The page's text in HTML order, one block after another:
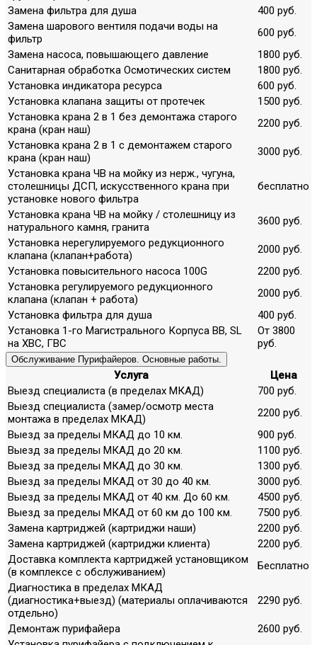
Замена фильтра для душа
400 руб.
Замена шарового вентиля подачи воды на
фильтр
600 руб.
Замена насоса, повышающего давление
1800 руб.
Санитарная обработка Осмотических систем
1800 руб.
Установка индикатора ресурса
600 руб.
Установка клапана защиты от протечек
1500 руб.
Установка крана 2 в 1 без демонтажа старого
крана (кран наш)
2200 руб.
Установка крана 2 в 1 с демонтажем старого
крана (кран наш)
3000 руб.
Установка крана ЧВ на мойку из нерж., чугуна,
столешницы ДСП, искусственного крана при
установке нового фильтра
бесплатно
Установка крана ЧВ на мойку / столешницу из
натурального камня, гранита
3600 руб.
Установка нерегулируемого редукционного
клапана (клапан+работа)
2000 руб.
Установка повысительного насоса 100G
2200 руб.
Установка регулируемого редукционного
клапана (клапан + работа)
2000 руб.
Установка фильтра для душа
400 руб.
Установка 1-го Магистрального Корпуса ВВ, SL
на ХВС, ГВС
От 3800
руб.
Обслуживание Пурифайеров. Основные работы.
Услуга
Цена
Выезд специалиста (в пределах МКАД)
700 руб.
Выезд специалиста (замер/осмотр места
монтажа в пределах МКАД)
2200 руб.
Выезд за пределы МКАД до 10 км.
900 руб.
Выезд за пределы МКАД до 20 км.
1100 руб.
Выезд за пределы МКАД до 30 км.
1300 руб.
Выезд за пределы МКАД от 30 до 40 км.
3000 руб.
Выезд за пределы МКАД от 40 км. До 60 км.
4500 руб.
Выезд за пределы МКАД от 60 км до 100 км.
7500 руб.
Замена картриджей (картриджи наши)
2200 руб.
Замена картриджей (картриджи клиента)
2200 руб.
Доставка комплекта картриджей установщиком
(в комплексе с обслуживанием)
Бесплатно
Диагностика в пределах МКАД
(диагностика+выезд) (материалы оплачиваются
отдельно)
2290 руб.
Демонтаж пурифайера
2600 руб.